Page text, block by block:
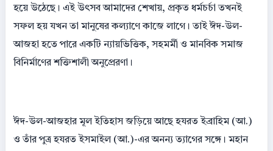
হয়ে উঠেছে। এই উৎসব আমাদের শেখায়, প্রকৃত ধর্মচর্চা তখনই
সফল হয় যখন তা মানুষের কল্যাণে কাজে লাগে। তাই ঈদ-উল-
আজহা হতে পারে একটি ন্যায়ভিত্তিক, সহমর্মী ও মানবিক সমাজ
বিনির্মাণের শক্তিশালী অনুপ্রেরণা।
ঈদ-উল-আজহার মূল ইতিহাস জড়িয়ে আছে হযরত ইব্রাহিম (আ.)
ও তাঁর পুত্র হযরত ইসমাইল (আ.)-এর অনন্য ত্যাগের সঙ্গে। মহান